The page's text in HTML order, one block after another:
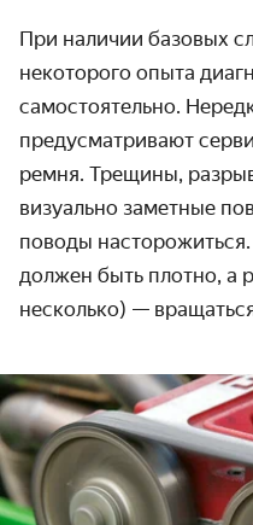
При наличии базовых
некоторого опыта
самостоятельно.
предусматривают
ремня. Трещины,
визуально заметные
поводы
должен быть плотно, а
несколько) —